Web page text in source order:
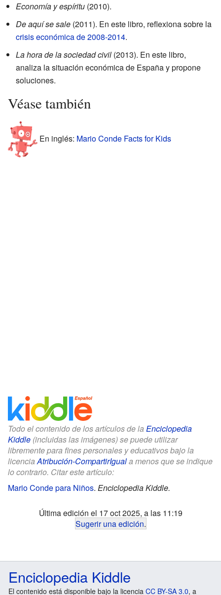
Economía y espíritu (2010).
De aquí se sale (2011). En este libro, reflexiona sobre la
crisis económica de 2008-2014.
La hora de la sociedad civil (2013). En este libro,
analiza la situación económica de España y propone
soluciones.
Véase también
En inglés: Mario Conde Facts for Kids
Todo el contenido de los artículos de la Enciclopedia
Kiddle (incluidas las imágenes) se puede utilizar
libremente para fines personales y educativos bajo la
licenciaAtribución-CompartirIguala menos que se indique
lo contrario. Citar este artículo:
Mario Conde para Niños. Enciclopedia Kiddle.
Última edición el 17 oct 2025, a las 11:19
Sugerir una edición.
Enciclopedia Kiddle
El contenido está disponible bajo la licencia CC BY-SA 3.0, a